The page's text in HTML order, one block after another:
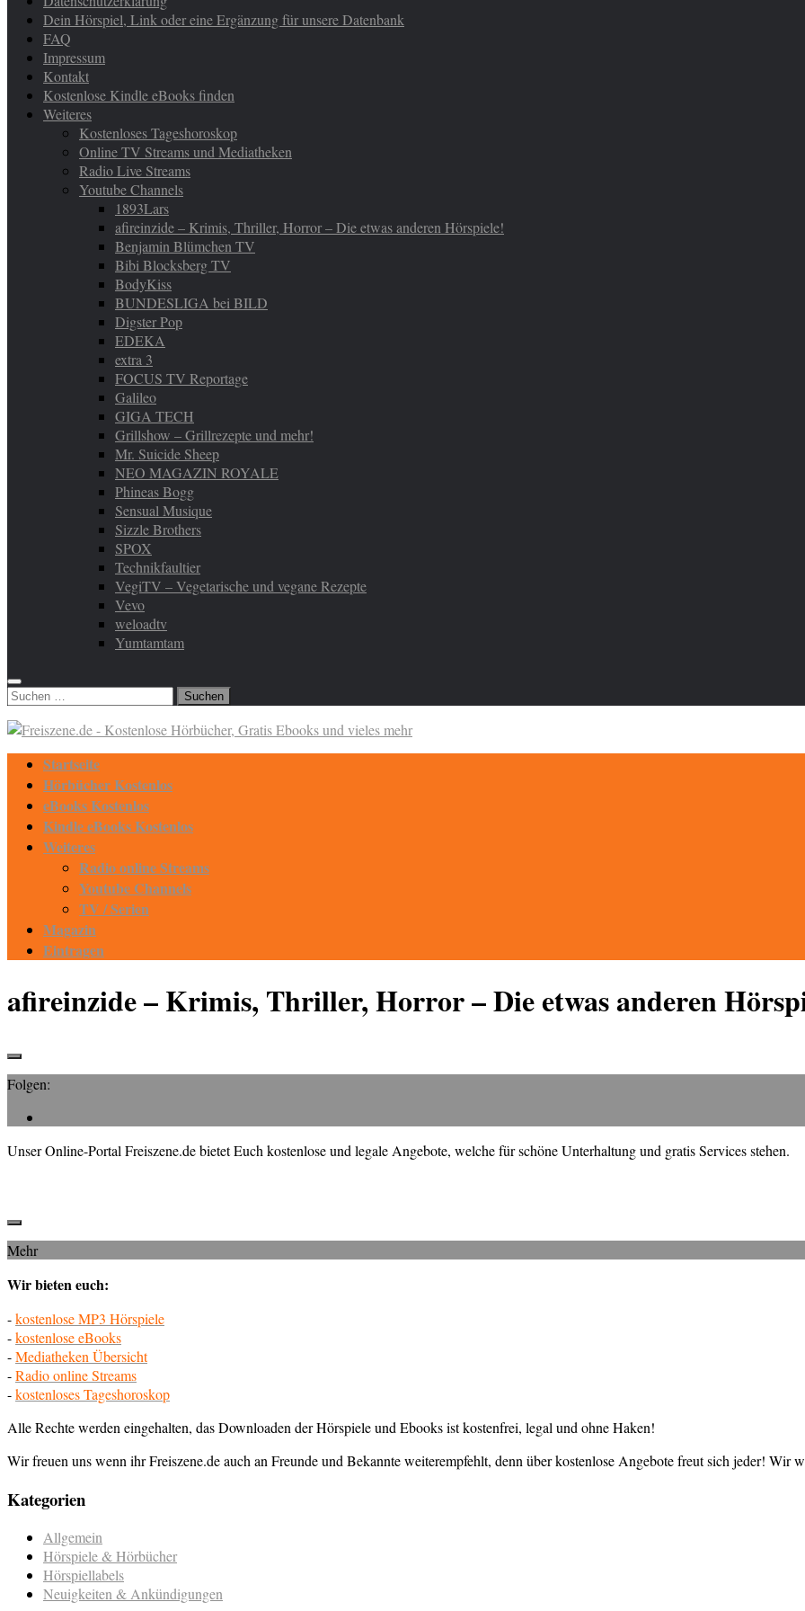
Dein Hörspiel, Link oder eine Ergänzung für unsere Datenbank
FAQ
Impressum
Kontakt
Kostenlose Kindle eBooks finden
Weiteres
Kostenloses Tageshoroskop
Online TV Streams und Mediatheken
Radio Live Streams
Youtube Channels
1893Lars
afireinzide – Krimis, Thriller, Horror – Die etwas anderen Hörspiele!
Benjamin Blümchen TV
Bibi Blocksberg TV
BodyKiss
BUNDESLIGA bei BILD
Digster Pop
EDEKA
extra 3
FOCUS TV Reportage
Galileo
GIGA TECH
Grillshow – Grillrezepte und mehr!
Mr. Suicide Sheep
NEO MAGAZIN ROYALE
Phineas Bogg
Sensual Musique
Sizzle Brothers
SPOX
Technikfaultier
VegiTV – Vegetarische und vegane Rezepte
Vevo
weloadtv
Yumtamtam
Suchen
Startseite
Hörbücher Kostenlos
eBooks Kostenlos
Kindle eBooks Kostenlos
Weiteres
Radio online Streams
Youtube Channels
TV / Serien
Magazin
Eintragen
afireinzide – Krimis, Thriller, Horror – Die etwas anderen
Folgen:
Unser Online-Portal Freiszene.de bietet Euch kostenlose und legale Angebote, welche für schöne Unterhaltung und gratis Services stehen.
Mehr
Wir bieten euch:
-kostenlose MP3 Hörspiele
-kostenlose eBooks
-Mediatheken Übersicht
-Radio online Streams
-kostenloses Tageshoroskop
Alle Rechte werden eingehalten, das Downloaden der Hörspiele und Ebooks ist kostenfrei, legal und ohne Haken!
Wir freuen uns wenn ihr Freiszene.de auch an Freunde und Bekannte weiterempfehlt, denn über kostenlose Angebote freut sich jeder! Wir
Kategorien
Allgemein
Hörspiele & Hörbücher
Hörspiellabels
Neuigkeiten & Ankündigungen